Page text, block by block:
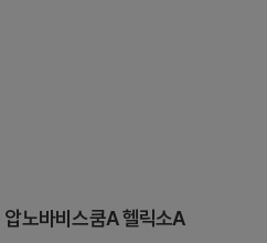
압노바비스쿰A 헬릭소A